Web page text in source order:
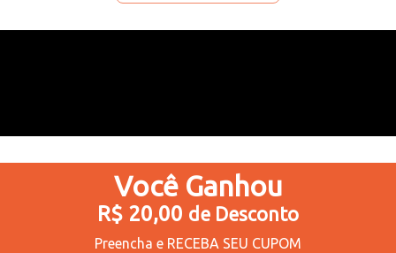
Você Ganhou
R$ 20,00 de Desconto
Preencha e RECEBA SEU CUPOM